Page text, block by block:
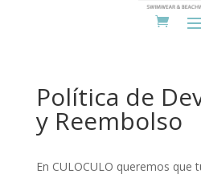
Política de
y Reembolso
En CULOCULO queremos que